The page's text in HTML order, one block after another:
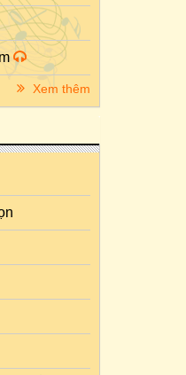
Xem thêm